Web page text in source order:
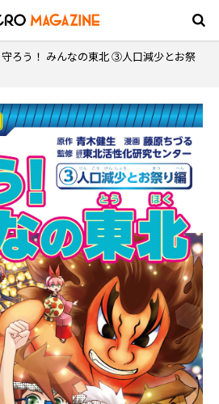
守ろう！ みんなの東北 ③人口減少とお祭